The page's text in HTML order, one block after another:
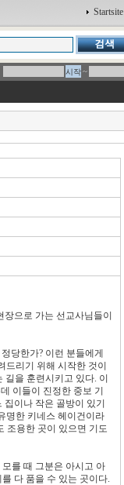
Startsite
~
으로 가는 선교사님들이
당한가? 이런 분들에게
리기 위해 시작한 것이
을 훈련시키고 있다. 이
이들이 진정한 중보 기
이나 작은 골방이 있기
명한 키네스 헤이건이라
조용한 곳이 있으면 기도
를 때 그분은 아시고 아
다 품을 수 있는 곳이다.